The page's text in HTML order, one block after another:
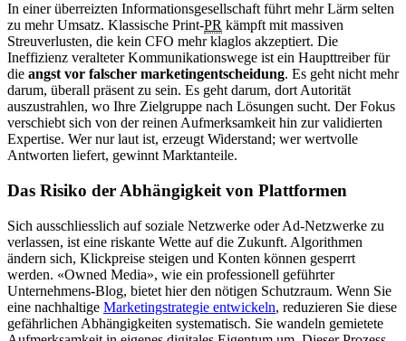
In einer überreizten Informationsgesellschaft führt mehr Lärm selten
zu mehr Umsatz. Klassische Print-PR kämpft mit massiven
Streuverlusten, die kein CFO mehr klaglos akzeptiert. Die
Ineffizienz veralteter Kommunikationswege ist ein Haupttreiber für
die angst vor falscher marketingentscheidung. Es geht nicht mehr
darum, überall präsent zu sein. Es geht darum, dort Autorität
auszustrahlen, wo Ihre Zielgruppe nach Lösungen sucht. Der Fokus
verschiebt sich von der reinen Aufmerksamkeit hin zur validierten
Expertise. Wer nur laut ist, erzeugt Widerstand; wer wertvolle
Antworten liefert, gewinnt Marktanteile.
Das Risiko der Abhängigkeit von Plattformen
Sich ausschliesslich auf soziale Netzwerke oder Ad-Netzwerke zu
verlassen, ist eine riskante Wette auf die Zukunft. Algorithmen
ändern sich, Klickpreise steigen und Konten können gesperrt
werden. «Owned Media», wie ein professionell geführter
Unternehmens-Blog, bietet hier den nötigen Schutzraum. Wenn Sie
eine nachhaltige Marketingstrategie entwickeln, reduzieren Sie diese
gefährlichen Abhängigkeiten systematisch. Sie wandeln gemietete